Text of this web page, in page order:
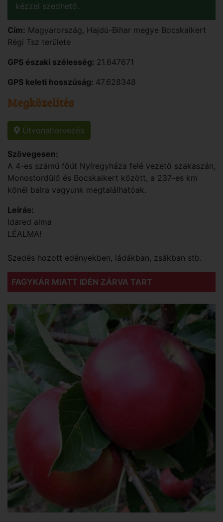
kézzel szedhető.
Cím: Magyarország , Hajdú-Bihar megye Bocskaikert
Régi Tsz területe
GPS északi szélesség: 21.647671
GPS keleti hosszúság: 47.628348
Megközelítés
Útvonaltervezés
Szövegesen:
A 4-es számú főút Nyíregyháza felé vezető szakaszán,
Monostordűlő és Bocskaikert között, a 237-es km
kőnél balra vagyunk megtalálhatóak.
Leírás:
Idared alma
LÉALMA!
Szedés hozott edényekben, ládákban, zsákban stb.
FAGYKÁR MIATT IDÉN ZÁRVA TART